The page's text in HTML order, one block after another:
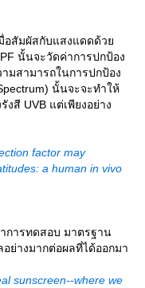
มื่อสัมผัสกับแสงแดดด้ว
นั้นจะวัดค่าการปกป้อง
มสามารถในการปกป้อง
นั้นจะจะทำให้
สี UVB แต่เพียงอย่าง
factor may
a human in vivo
การทดสอบ มาตรฐาน
ย่างมากต่อผลที่ได้ออกมา
sunscreen--where we